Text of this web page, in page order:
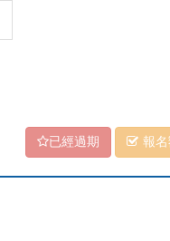
已經過期 報